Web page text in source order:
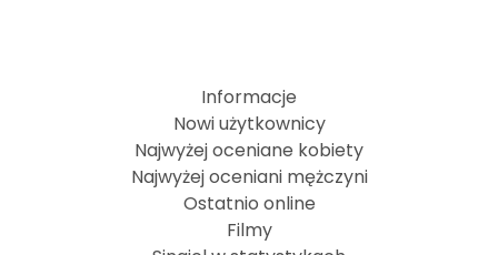
Informacje
Nowi użytkownicy
Najwyżej oceniane kobiety
Najwyżej oceniani mężczyni
Ostatnio online
Filmy